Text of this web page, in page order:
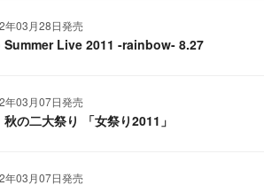
年03月28日発売
Live 2011 -rainbow- 8.27
年03月07日発売
秋の二大祭り 「女祭り2011」
年03月07日発売